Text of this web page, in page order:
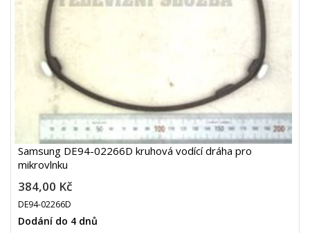
Samsung DE94-02266D kruhová vodící dráha pro
mikrovlnku
384,00 Kč
DE94-02266D
Dodání do 4 dnů